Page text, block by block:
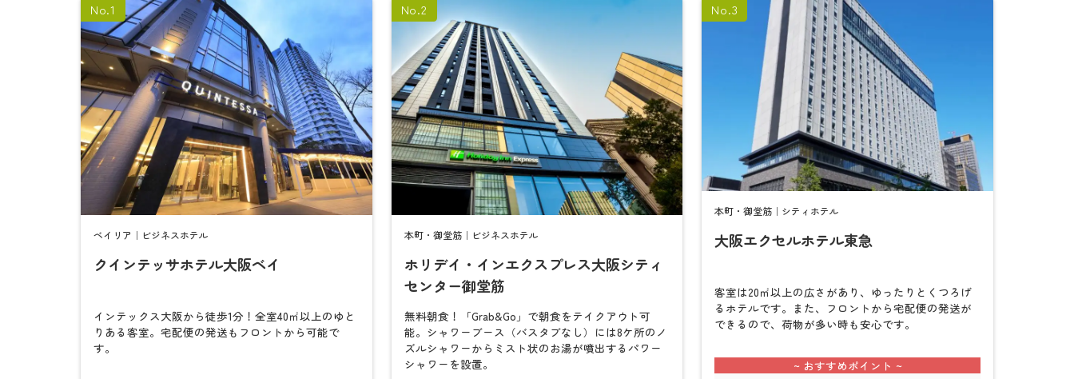
ベイリア｜ビジネスホテル
クインテッサホテル大阪ベイ
インテックス大阪から徒歩1分！全室40㎡以上のゆと
りある客室。宅配便の発送もフロントから可能で
す。
本町・御堂筋｜ビジネスホテル
ホリデイ・インエクスプレス大阪シティ
センター御堂筋
無料朝食！「Grab&Go」で朝食をテイクアウト可
能。シャワーブース（バスタブなし）には8ケ所のノ
ズルシャワーからミスト状のお湯が噴出するパワー
シャワーを設置。
本町・御堂筋｜シティホテル
大阪エクセルホテル東急
客室は20㎡以上の広さがあり、ゆったりとくつろげ
るホテルです。また、フロントから宅配便の発送が
できるので、荷物が多い時も安心です。